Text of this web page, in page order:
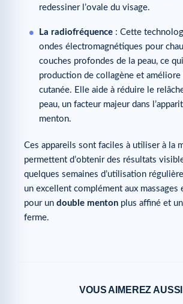
redessiner l’ovale du visage.
La radiofréquence : Cette
ondes électromagnétiques pour
couches profondes de la peau, ce
production de collagène et améliore
cutanée. Elle aide à réduire le
peau, un facteur majeur dans
menton.
Ces appareils sont faciles à utiliser à la
permettent d’obtenir des résultats
quelques semaines d’utilisation
un excellent complément aux massages
pour un double menton plus affiné et
ferme.
VOUS AIMEREZ